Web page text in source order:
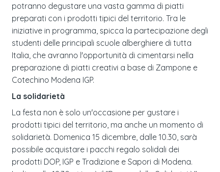
potranno degustare una vasta gamma di piatti
preparati con i prodotti tipici del territorio. Tra le
iniziative in programma, spicca la partecipazione degli
studenti delle principali scuole alberghiere di tutta
Italia, che avranno l'opportunità di cimentarsi nella
preparazione di piatti creativi a base di Zampone e
Cotechino Modena IGP.
La solidarietà
La festa non è solo un'occasione per gustare i
prodotti tipici del territorio, ma anche un momento di
solidarietà. Domenica 15 dicembre, dalle 10.30, sarà
possibile acquistare i pacchi regalo solidali dei
prodotti DOP, IGP e Tradizione e Sapori di Modena.